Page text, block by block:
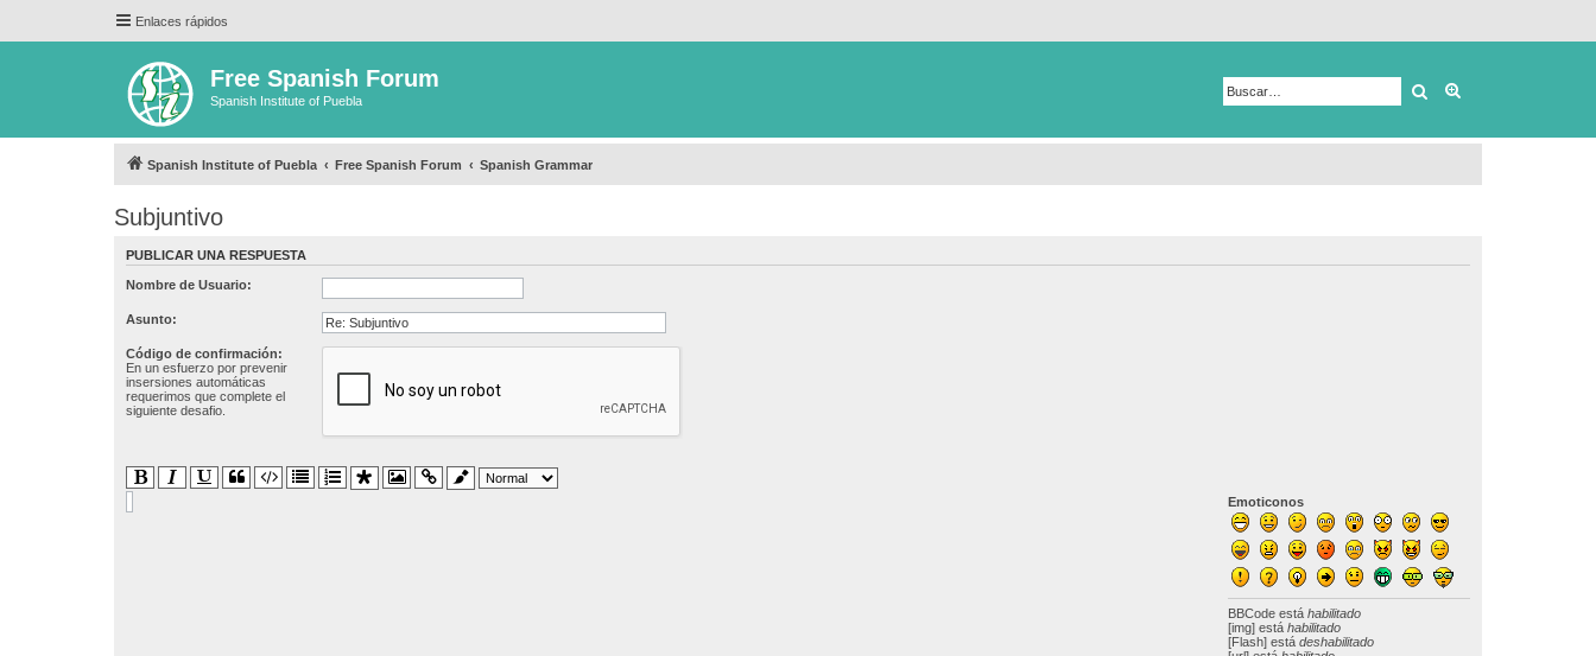
Enlaces rápidos
Free Spanish Forum
Spanish Institute of Puebla Buscar
Spanish Institute of Puebla Free Spanish Forum Spanish Grammar
Subjuntivo
PUBLICAR UNA RESPUESTA
Nombre de Usuario:
Asunto:
Código de confirmación:
En un esfuerzo por prevenir
insersiones automáticas
requerimos que complete el
siguiente desafio.
Emoticonos
BBCode estáhabilitado
[img] estáhabilitado
[Flash] estádeshabilitado